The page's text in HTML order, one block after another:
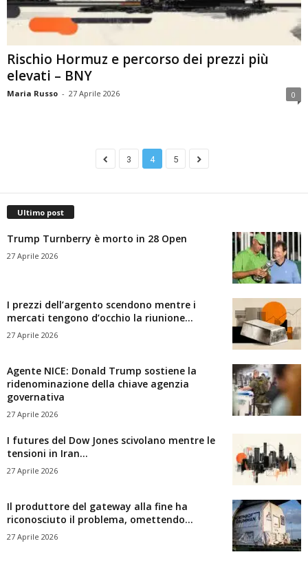
Rischio Hormuz e percorso dei prezzi più
elevati – BNY
Maria Russo - 27 Aprile 2026 0
3 4 5
Ultimo post
Trump Turnberry è morto in 28 Open
27 Aprile 2026
I prezzi dell’argento scendono mentre i
mercati tengono d’occhio la riunione...
27 Aprile 2026
Agente NICE: Donald Trump sostiene la
ridenominazione della chiave agenzia
governativa
27 Aprile 2026
I futures del Dow Jones scivolano mentre le
tensioni in Iran...
27 Aprile 2026
Il produttore del gateway alla fine ha
riconosciuto il problema, omettendo...
27 Aprile 2026